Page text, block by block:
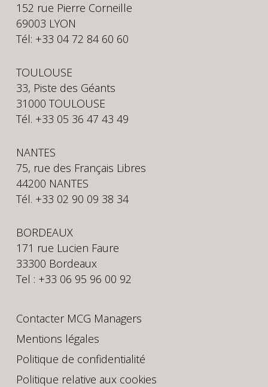
152 rue Pierre Corneille
69003 LYON
Tél: +33 04 72 84 60 60
TOULOUSE
33, Piste des Géants
31000 TOULOUSE
Tél. +33 05 36 47 43 49
NANTES
75, rue des Français Libres
44200 NANTES
Tél. +33 02 90 09 38 34
BORDEAUX
171 rue Lucien Faure
33300 Bordeaux
Tel : +33 06 95 96 00 92
Contacter MCG Managers
Mentions légales
Politique de confidentialité
Politique relative aux cookies